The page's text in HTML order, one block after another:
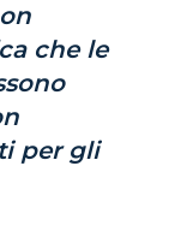
che le
per gli